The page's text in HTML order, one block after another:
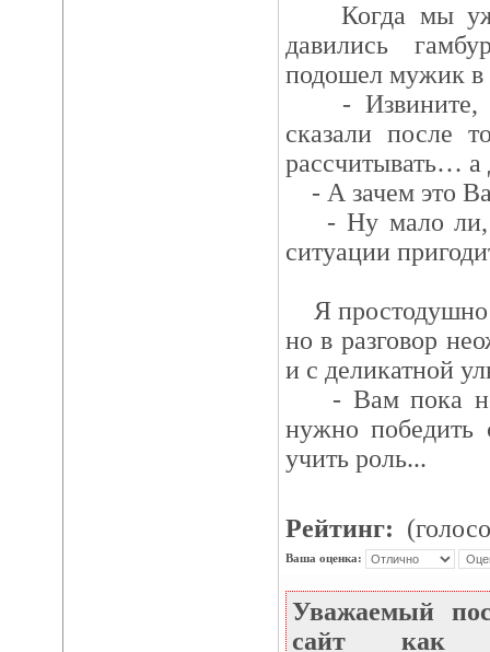
Когда мы уже
давились
подошел мужик в
- Извините,
сказали после
рассчитывать… а
- А зачем это
- Ну мало ли,
ситуации
Я простодушно
но в разговор
и с деликатной
- Вам пока не
нужно
учить роль...
Рейтинг:
Ваша оценка:
Уважаемый
сайт как